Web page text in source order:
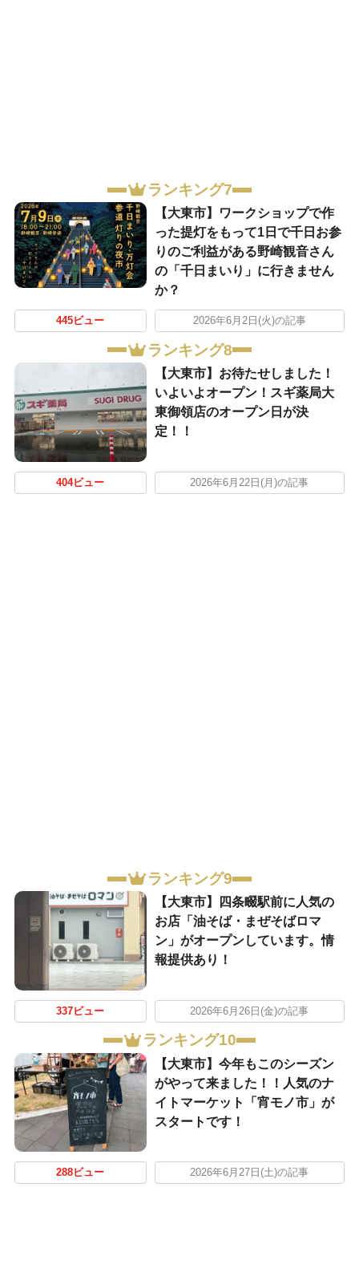
ランキング7
【大東市】ワークショップで作
った提灯をもって1日で千日お参
りのご利益がある野崎観音さん
の「千日まいり」に行きません
か？
445ビュー 2026年6月2日(火)の記事
ランキング8
【大東市】お待たせしました！
いよいよオープン！スギ薬局大
東御領店のオープン日が決
定！！
404ビュー 2026年6月22日(月)の記事
ランキング9
【大東市】四条畷駅前に人気の
お店「油そば・まぜそばロマ
ン」がオープンしています。情
報提供あり！
337ビュー 2026年6月26日(金)の記事
ランキング10
【大東市】今年もこのシーズン
がやって来ました！！人気のナ
イトマーケット「宵モノ市」が
スタートです！
288ビュー 2026年6月27日(土)の記事